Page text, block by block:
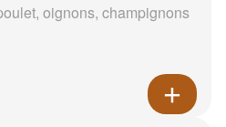
oignons, champignons